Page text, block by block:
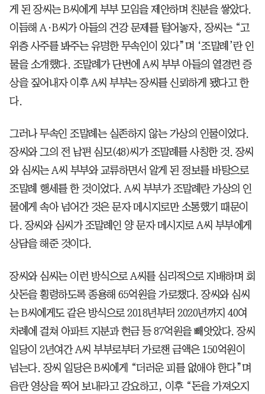
게 된 장씨는 B씨에게 부부 모임을 제안하며 친분을 쌓았다.
이듬해 A·B씨가 아들의 건강 문제를 털어놓자, 장씨는 “고
위층 사주를 봐주는 유명한 무속인이 있다”며 ‘조말례’란 인
물을 소개했다. 조말례가 단번에 A씨 부부 아들의 열경련 증
상을 짚어내자 이후 A씨 부부는 장씨를 신뢰하게 됐다고 한
다.
그러나 무속인 조말례는 실존하지 않는 가상의 인물이었다.
장씨와 그의 전 남편 심모(48)씨가 조말례를 사칭한 것. 장씨
와 심씨는 A씨 부부와 교류하면서 알게 된 정보를 바탕으로
조말례 행세를 한 것이었다. A씨 부부가 조말례란 가상의 인
물에게 속아 넘어간 것은 문자 메시지로만 소통했기 때문이
다. 장씨와 심씨가 조말례인 양 문자 메시지로 A씨 부부에게
상담을 해준 것이다.
장씨와 심씨는 이런 방식으로 A씨를 심리적으로 지배하며 회
삿돈을 횡령하도록 종용해 65억원을 가로챘다. 장씨와 심씨
는 B씨에게도 같은 방식으로 2018년부터 2020년까지 40여
차례에 걸쳐 아파트 지분과 현금 등 87억원을 빼앗았다. 장씨
일당이 2년여간 A씨 부부로부터 가로챈 금액은 150억원이
넘는다. 장씨 일당은 B씨에게 “더러운 피를 없애야 한다”며
음란 영상을 찍어 보내라고 강요하고, 이후 “돈을 가져오지